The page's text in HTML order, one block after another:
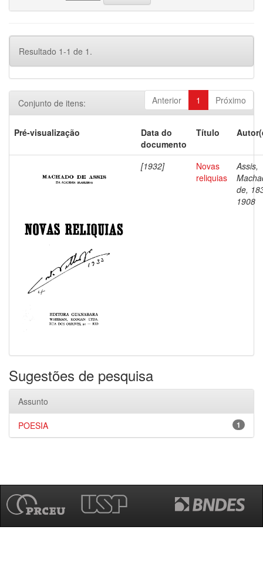
Resultado 1-1 de 1.
Anterior 1 Próximo
Conjunto de itens:
Pré-visualização
Data do
documento
Título
[1932]
Novas
reliquias
Assis,
de,
1908
Sugestões de pesquisa
Assunto
1
POESIA